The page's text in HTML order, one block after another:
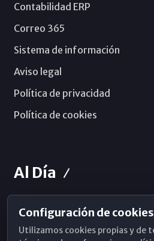
Contabilidad ERP
Correo 365
Sistema de información
Aviso legal
Política de privacidad
Política de cookies
Al Día
Horarios de Misa
Hemeroteca
Configuración de cookies
Utilizamos cookies propias y de